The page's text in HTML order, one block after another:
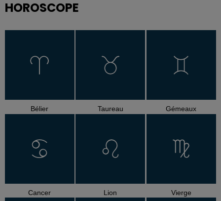
HOROSCOPE
Bélier Taureau Gémeaux
Cancer Lion Vierge